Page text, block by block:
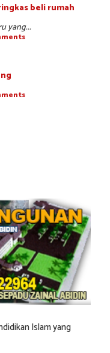
beli rumah
yang...
Islam yang